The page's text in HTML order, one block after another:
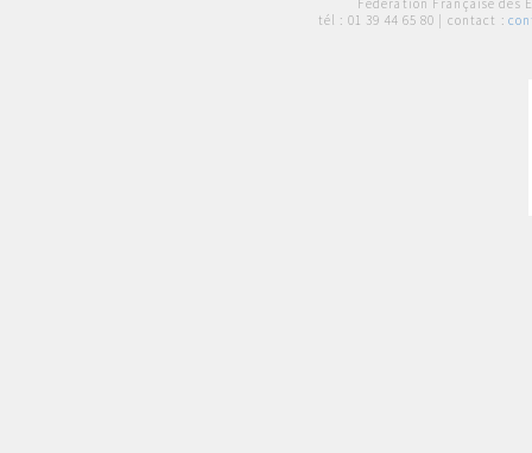
Fédération Française des
tél : 01 39 44 65 80 | contact :